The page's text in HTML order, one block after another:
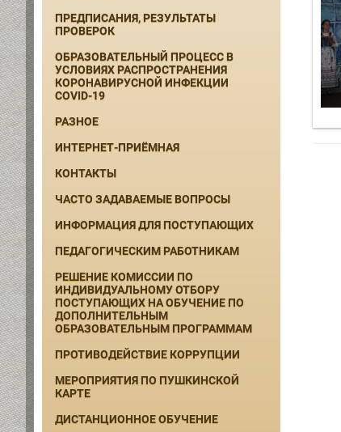
ПРЕДПИСАНИЯ, РЕЗУЛЬТАТЫ
ПРОВЕРОК
ОБРАЗОВАТЕЛЬНЫЙ ПРОЦЕСС В
УСЛОВИЯХ РАСПРОСТРАНЕНИЯ
КОРОНАВИРУСНОЙ ИНФЕКЦИИ
COVID-19
РАЗНОЕ
ИНТЕРНЕТ-ПРИЁМНАЯ
КОНТАКТЫ
ЧАСТО ЗАДАВАЕМЫЕ ВОПРОСЫ
ИНФОРМАЦИЯ ДЛЯ ПОСТУПАЮЩИХ
ПЕДАГОГИЧЕСКИМ РАБОТНИКАМ
РЕШЕНИЕ КОМИССИИ ПО
ИНДИВИДУАЛЬНОМУ ОТБОРУ
ПОСТУПАЮЩИХ НА ОБУЧЕНИЕ ПО
ДОПОЛНИТЕЛЬНЫМ
ОБРАЗОВАТЕЛЬНЫМ ПРОГРАММАМ
ПРОТИВОДЕЙСТВИЕ КОРРУПЦИИ
МЕРОПРИЯТИЯ ПО ПУШКИНСКОЙ
КАРТЕ
ДИСТАНЦИОННОЕ ОБУЧЕНИЕ